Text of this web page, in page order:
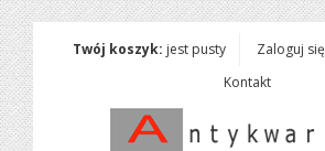
Twój koszyk: jest pusty Zaloguj się
Kontakt